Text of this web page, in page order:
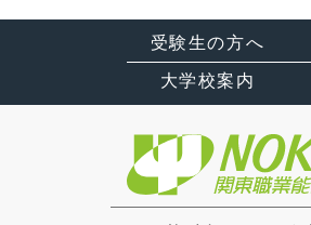
受験生の方へ
大学校案内